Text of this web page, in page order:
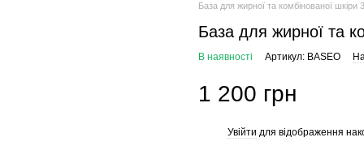
База для жирної та комбінованої
База для жирної та
В наявності Артикул: BASEO
1 200 грн
Увійти для відображення